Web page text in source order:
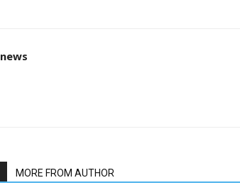
news
MORE FROM AUTHOR